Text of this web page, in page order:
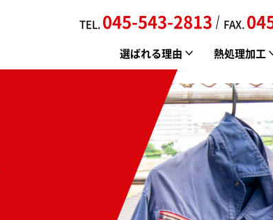
TEL. 045-543-2813 FAX.
選ばれる理由
品質管理/環境への取り組み
熱処理加工
真空浸炭焼入れ
各専門業者紹介